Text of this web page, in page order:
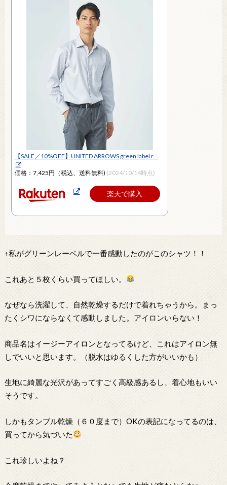
【SALE／10%OFF】UNITED ARROWS green label r…
価格：7,425円（税込、送料無料) (2024/10/14時点)
楽天で購入
↑私がグリーンレーベルで一番感動したのがこのシャツ！！
これあと５枚くらい買ってほしい。
なぜなら洗濯して、自然乾燥するだけで着れちゃうから。まっ
たくシワにならなくて感動しました。アイロンいらない！
商品名はイージーアイロンとなってるけど、これはアイロン無
しでいいと思います。（脱水はゆるくした方がいいかも）
生地に綺麗な光沢があってすごく高級感あるし、着心地もいい
そうです。
しかもタンブル乾燥（６０度まで）OKの表記になってるのは、
買ってから気づいた
これ珍しいよね？